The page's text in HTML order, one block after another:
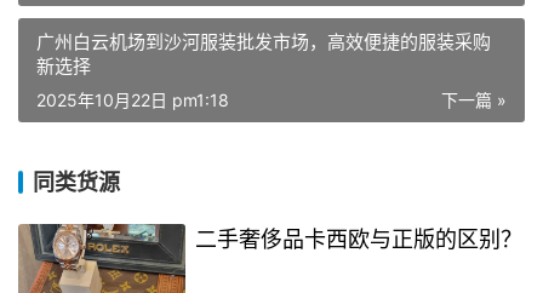
广州白云机场到沙河服装批发市场，高效便捷的服装采购
新选择
下一篇 »
2025年10月22日 pm1:18
同类货源
二手奢侈品卡西欧与正版的区别？